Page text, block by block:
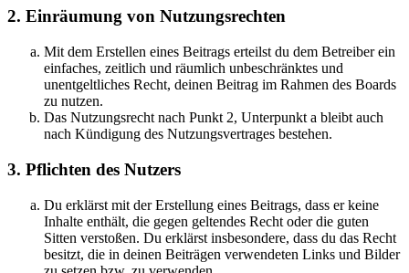
2. Einräumung von Nutzungsrechten
Mit dem Erstellen eines Beitrags erteilst du dem Betreiber ein
einfaches, zeitlich und räumlich unbeschränktes und
unentgeltliches Recht, deinen Beitrag im Rahmen des Boards
zu nutzen.
Das Nutzungsrecht nach Punkt 2, Unterpunkt a bleibt auch
nach Kündigung des Nutzungsvertrages bestehen.
3. Pflichten des Nutzers
Du erklärst mit der Erstellung eines Beitrags, dass er keine
Inhalte enthält, die gegen geltendes Recht oder die guten
Sitten verstoßen. Du erklärst insbesondere, dass du das Recht
besitzt, die in deinen Beiträgen verwendeten Links und Bilder